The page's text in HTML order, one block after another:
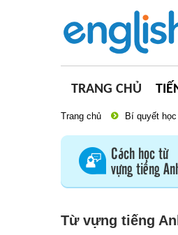
TRANG CHỦ
Trang chủ Bí quyết
Cách học từ
vựng tiếng
Từ vựng tiếng